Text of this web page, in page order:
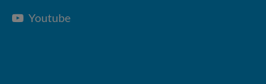
Youtube